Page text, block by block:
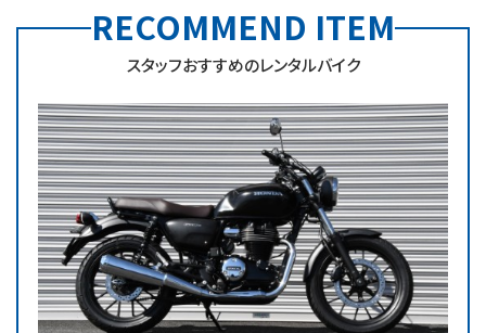
RECOMMEND ITEM
スタッフおすすめのレンタルバイク